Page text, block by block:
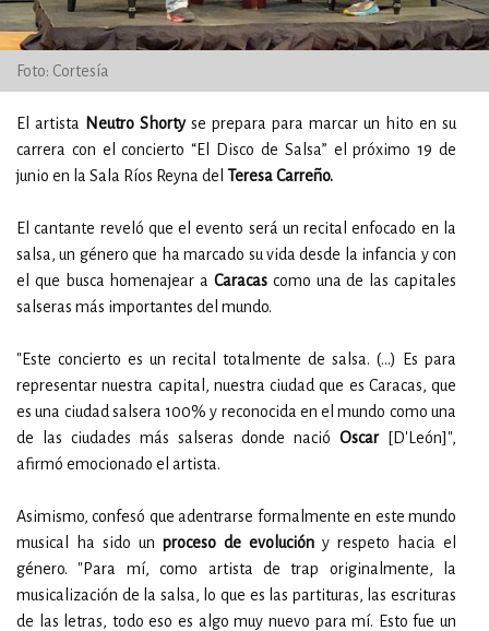
Foto: Cortesía
El artista Neutro Shortyse prepara para marcar un hito en su
carrera con el concierto“El Disco de Salsa” el próximo 19 de
junio en la Sala Ríos Reyna del Teresa Carreño.
El cantante reveló que el evento será un recital enfocado en la
salsa, un género que ha marcado su vida desde la infancia y con
el que busca homenajear a Caracas como una de las capitales
salseras más importantes del mundo.
"Este concierto es un recital totalmente de salsa. (...) Es para
representar nuestra capital, nuestra ciudad que es Caracas, que
es una ciudad salsera 100% y reconocida en el mundo como una
de las ciudades más salseras donde nacióOscar[D'León]",
afirmó emocionado el artista.
Asimismo, confesó que adentrarse formalmente en este mundo
musical ha sido un proceso de evolución y respeto hacia el
género. "Para mí, como artista de trap originalmente, la
musicalización de la salsa, lo que es las partituras, las escrituras
de las letras, todo eso es algo muy nuevo para mí. Esto fue un